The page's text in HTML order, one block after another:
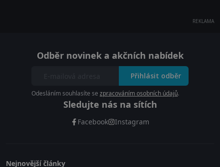
REKLAMA
Odběr novinek a akčních nabídek
Přihlásit odběr
Odesláním souhlasíte se zpracováním osobních údajů.
Sledujte nás na sítích
Facebook Instagram
Nejnovější články